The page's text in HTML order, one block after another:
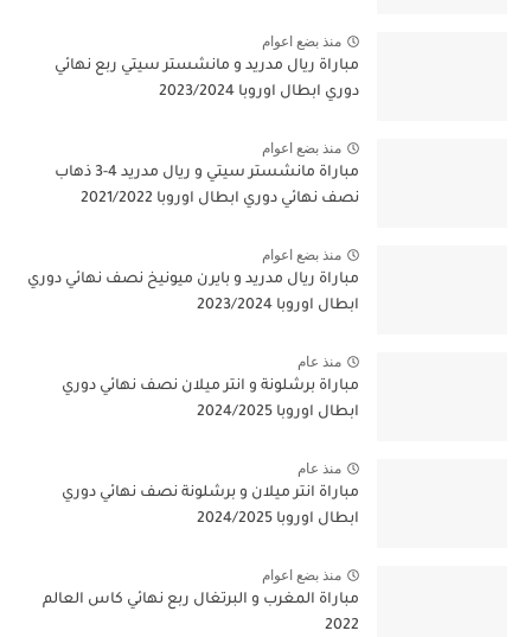
منذ بضع اعوام
مباراة ريال مدريد و مانشستر سيتي ربع نهائي
دوري ابطال اوروبا 2023/2024
منذ بضع اعوام
مباراة مانشستر سيتي و ريال مدريد 4-3 ذهاب
نصف نهائي دوري ابطال اوروبا 2021/2022
منذ بضع اعوام
مباراة ريال مدريد و بايرن ميونيخ نصف نهائي دوري
ابطال اوروبا 2023/2024
منذ عام
مباراة برشلونة و انتر ميلان نصف نهائي دوري
ابطال اوروبا 2024/2025
منذ عام
مباراة انتر ميلان و برشلونة نصف نهائي دوري
ابطال اوروبا 2024/2025
منذ بضع اعوام
مباراة المغرب و البرتغال ربع نهائي كاس العالم
2022